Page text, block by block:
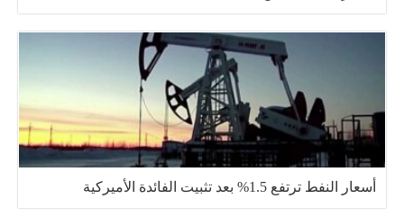
أسعار النفط ترتفع 1.5% بعد تثبيت الفائدة الأميركية